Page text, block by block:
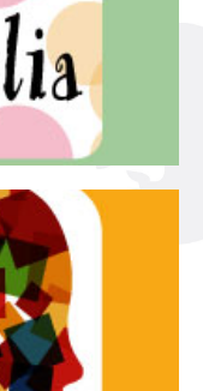
teatro concepita
all’intera
di teatro